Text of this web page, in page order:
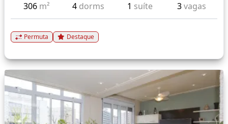
306 m² 4 dorms 1 suíte 3vagas
Permuta Destaque